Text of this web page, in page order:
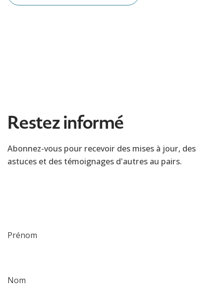
Restez informé
Abonnez-vous pour recevoir des mises à jour, des
astuces et des témoignages d'autres au pairs.
Prénom
Nom